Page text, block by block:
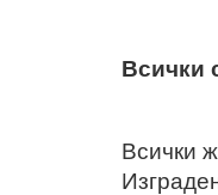
Всички
Всички